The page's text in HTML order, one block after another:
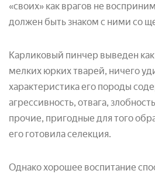
«своих» как врагов не
должен быть знаком с ними со
Карликовый пинчер выведен
мелких юрких тварей, ничего
характеристика его породы
агрессивность, отвага,
прочие, пригодные для того
его готовила селекция.
Однако хорошее воспитание